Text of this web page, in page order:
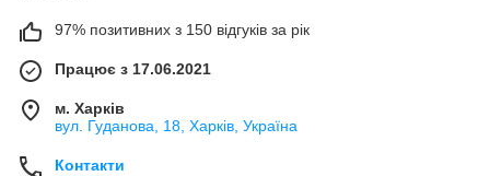
97% позитивних з 150 відгуків за рік
Працює з 17.06.2021
м. Харків
вул. Гуданова, 18, Харків, Україна
Контакти